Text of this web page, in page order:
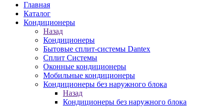
Главная
Каталог
Кондиционеры
Назад
Кондиционеры
Бытовые сплит-системы Dantex
Сплит Системы
Оконные кондиционеры
Мобильные кондиционеры
Кондиционеры без наружного блока
Назад
Кондиционеры без наружного блока